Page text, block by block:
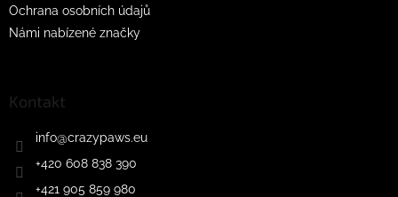
Ochrana osobních údajů
Námi nabízené značky
Kontakt
info@crazypaws.eu
+420 608 838 390
+421 905 859 980